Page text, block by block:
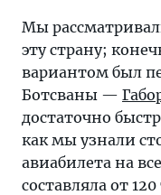
Мы
эту страну;
вариантом был
Ботсваны —
достаточно
как мы узнали
авиабилета на
составляла от